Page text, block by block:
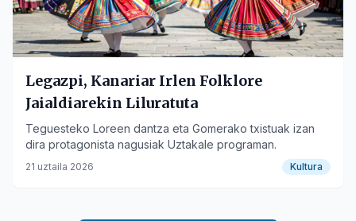
Legazpi, Kanariar Irlen Folklore
Jaialdiarekin Liluratuta
Teguesteko Loreen dantza eta Gomerako txistuak izan
dira protagonista nagusiak Uztakale programan.
21 uztaila 2026 Kultura